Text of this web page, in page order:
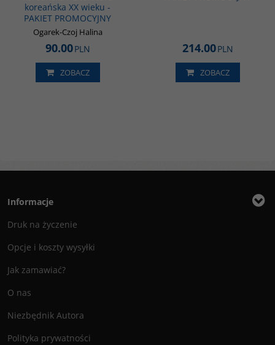
koreańska XX wieku -
PAKIET PROMOCYJNY
Ogarek-Czoj Halina
90.00PLN
ZOBACZ
214.00PLN
ZOBACZ
Informacje
Druk na życzenie
Opcje i koszty wysyłki
Jak zamawiać?
O nas
Niezbędnik Autora
Polityka prywatności